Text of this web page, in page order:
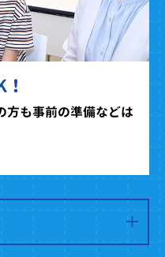
方も事前の準備などは